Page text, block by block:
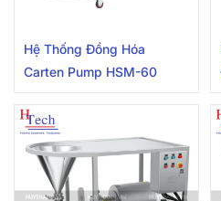
Hệ Thống Đồng Hóa
Carten Pump HSM-60